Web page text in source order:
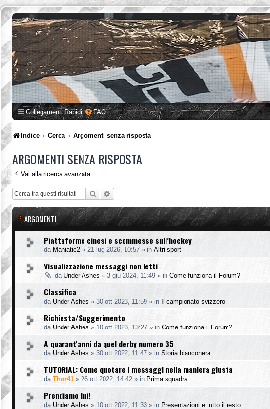
Collegamenti Rapidi FAQ
Indice Cerca Argomenti senza risposta
ARGOMENTI SENZA RISPOSTA
Vai alla ricerca avanzata
Cerca
ARGOMENTI
Piattaforme cinesi e scommesse sull’hockey
da Maniatic2 » 21 lug 2026, 10:57 » in Altri sport
Visualizzazione messaggi non letti
da Under Ashes » 3 giu 2024, 11:49 » in Come funziona il Forum?
Classifica
da Under Ashes » 30 ott 2023, 11:59 » in Il campionato svizzero
Richiesta/Suggerimento
da Under Ashes » 10 ott 2023, 13:27 » in Come funziona il Forum?
A quarant'anni da quel derby numero 35
da Under Ashes » 30 ott 2022, 11:47 » in Storia bianconera
TUTORIAL: Come quotare i messaggi nella maniera giusta
da Thor41 » 26 ott 2022, 14:42 » in Prima squadra
Prendiamo lui!
da Under Ashes » 10 ott 2022, 11:33 » in Presentazioni e tutto il resto